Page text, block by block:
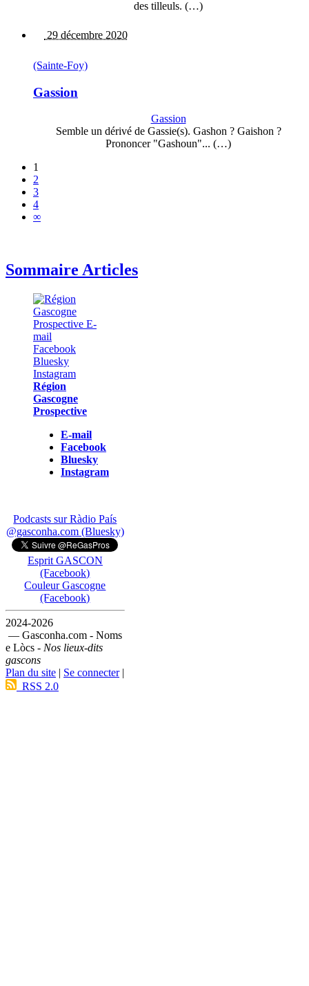
des tilleuls. (…)
29 décembre 2020
(Sainte-Foy)
Gassion
Gassion
Semble un dérivé de Gassie(s). Gashon ? Gaishon ?
Prononcer "Gashoun"... (…)
1
2
3
4
∞
Sommaire Articles
Région
Gascogne
Prospective
E-mail
Facebook
Bluesky
Instagram
Podcasts sur Ràdio País
@gasconha.com (Bluesky)
Esprit GASCON
(Facebook)
Couleur Gascogne
(Facebook)
2024-2026
— Gasconha.com - Noms
e Lòcs - Nos lieux-dits
gascons
Plan du site | Se connecter|
RSS 2.0